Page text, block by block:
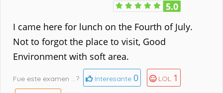
5.0
I came here for lunch on the Fourth of July.
Not to forgot the place to visit, Good
Environment with soft area.
Fue este examen ...? Interesante 0 LOL 1